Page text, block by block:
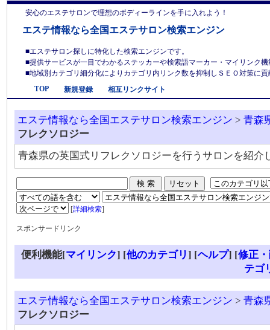
安心のエステサロンで理想のボディーラインを手に入れよう！
エステ情報なら全国エステサロン検索エンジン
■エステサロン探しに特化した検索エンジンです。
■提供サービスが一目でわかるステッカーや検索語マーカー・マイリンク
■地域別カテゴリ細分化によりカテゴリ内リンク数を抑制しＳＥＯ対策に
TOP
新規登録 相互リンクサイト
エステ情報なら全国エステサロン検索エンジン > 青森
フレクソロジー
青森県の英国式リフレクソロジーを行うサロンを紹介
[詳細検索]
スポンサードリンク
便利機能[マイリンク] [他のカテゴリ] [ヘルプ] [修正
テゴ
エステ情報なら全国エステサロン検索エンジン > 青森
フレクソロジー